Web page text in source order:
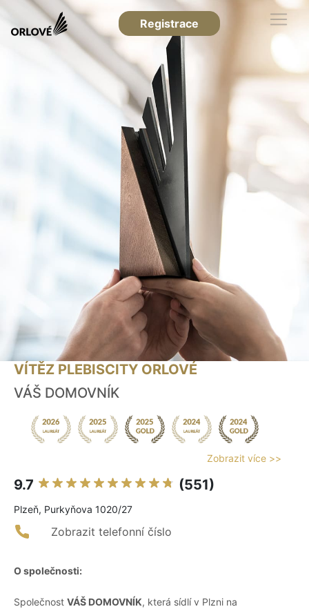
Registrace
VÍTĚZ PLEBISCITY ORLOVÉ
VÁŠ DOMOVNÍK
Zobrazit více >>
9.7 (551)
Plzeň, Purkyňova 1020/27
Zobrazit telefonní číslo
O společnosti:
Společnost VÁŠ DOMOVNÍK, která sídlí v Plzni na